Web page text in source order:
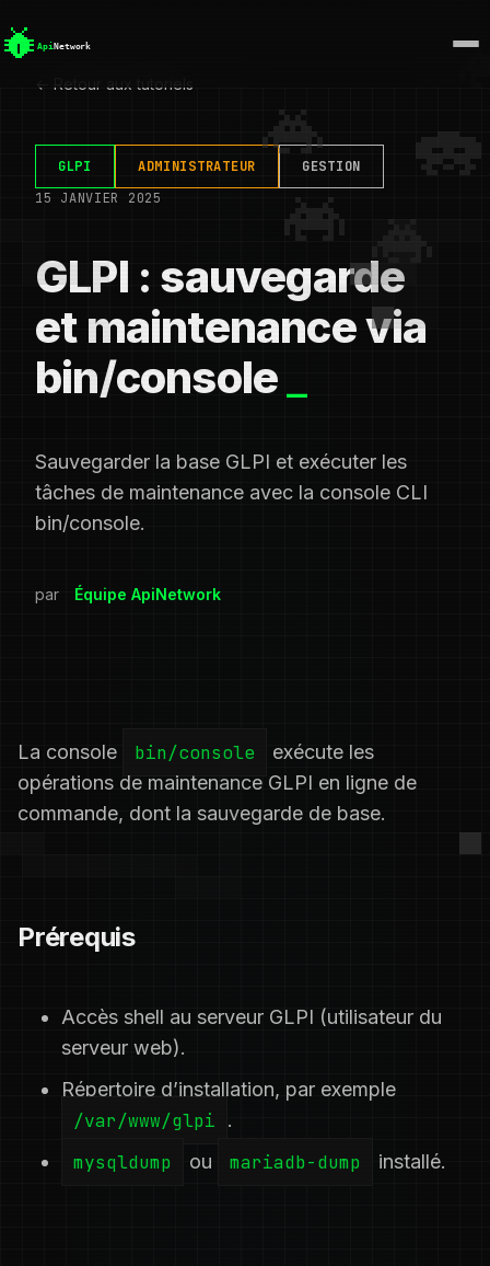
← Retour aux tutoriels
GLPI ADMINISTRATEUR
GESTION
15 JANVIER 2025
GLPI : sauvegarde
et maintenance via
bin/console
Sauvegarder la base GLPI et exécuter les
tâches de maintenance avec la console CLI
bin/console.
par Équipe ApiNetwork
La console bin/console
exécute les
opérations de maintenance GLPI en ligne de
commande, dont la sauvegarde de base.
Prérequis
Accès shell au serveur GLPI (utilisateur du
serveur web).
Répertoire d’installation, par exemple
/var/www/glpi .
mysqldump ou mariadb-dump installé.